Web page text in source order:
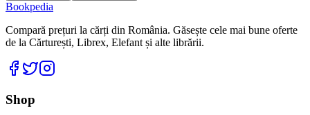
Bookpedia
Compară prețuri la cărți din România. Găsește cele mai bune oferte
de la Cărturești, Librex, Elefant și alte librării.
Facebook
Twitter
Shop